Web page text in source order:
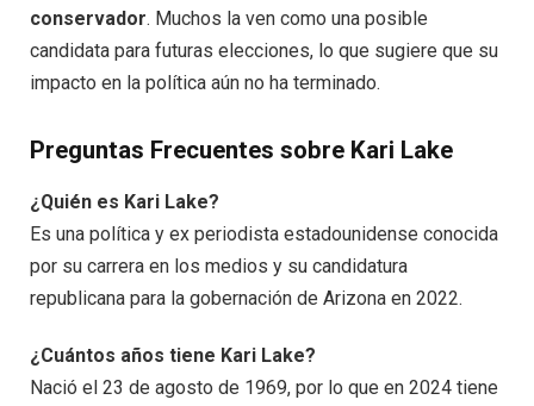
conservador. Muchos la ven como una posible
candidata para futuras elecciones, lo que sugiere que su
impacto en la política aún no ha terminado.
Preguntas Frecuentes sobre Kari Lake
¿Quién es Kari Lake?
Es una política y ex periodista estadounidense conocida
por su carrera en los medios y su candidatura
republicana para la gobernación de Arizona en 2022.
¿Cuántos años tiene Kari Lake?
Nació el 23 de agosto de 1969, por lo que en 2024 tiene